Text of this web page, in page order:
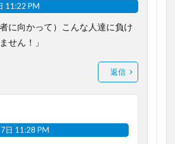
11:22 PM
に向かって）こんな人達に負け
せん！」
返信
日 11:28 PM